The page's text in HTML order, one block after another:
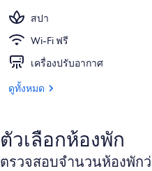
สปา
Wi-Fi ฟรี
เครื่องปรับอากาศ
ดูทั้งหมด
ตัวเลือกห้องพัก
ตรวจสอบจำนวนห้องพัก